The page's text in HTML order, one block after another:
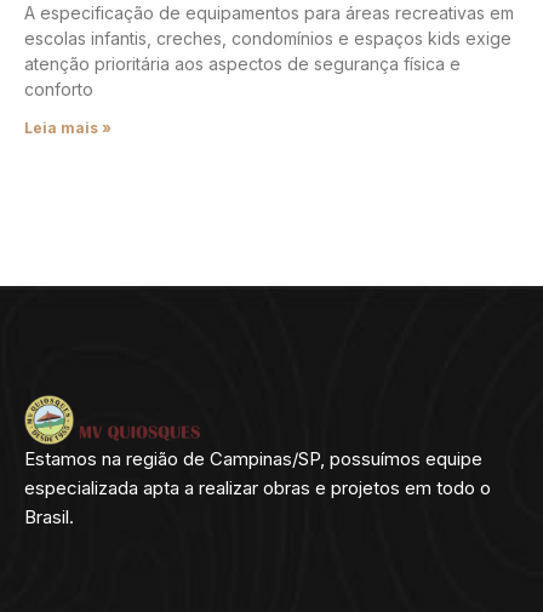
A especificação de equipamentos para áreas recreativas em
escolas infantis, creches, condomínios e espaços kids exige
atenção prioritária aos aspectos de segurança física e
conforto
Leia mais »
Estamos na região de Campinas/SP, possuímos equipe
especializada apta a realizar obras e projetos em todo o
Brasil.